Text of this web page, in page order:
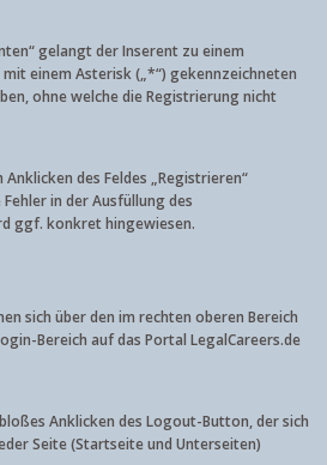
gelangt der Inserent zu einem
einem Asterisk („*“) gekennzeichneten
ohne welche die Registrierung nicht
des Feldes „Registrieren“
in der Ausfüllung des
ggf. konkret hingewiesen.
sich über den im rechten oberen Bereich
Bereich auf das Portal LegalCareers.de
Anklicken des Logout-Button, der sich
Seite (Startseite und Unterseiten)